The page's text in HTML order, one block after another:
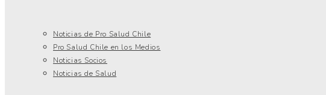
Noticias de Pro Salud Chile
Pro Salud Chile en los Medios
Noticias Socios
Noticias de Salud